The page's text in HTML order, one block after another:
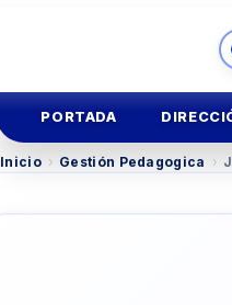
PORTADA
Inicio › Gestión Pedagogica ›